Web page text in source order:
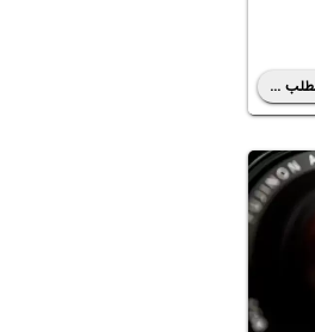
...